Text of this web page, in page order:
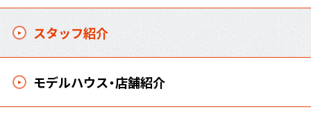
スタッフ紹介
モデルハウス・店舗紹介